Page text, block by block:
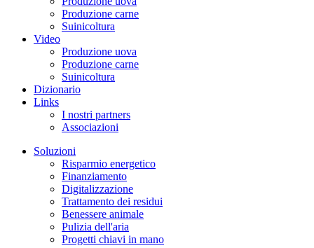
Produzione carne
Suinicoltura
Video
Produzione uova
Produzione carne
Suinicoltura
Dizionario
Links
I nostri partners
Associazioni
Soluzioni
Risparmio energetico
Finanziamento
Digitalizzazione
Trattamento dei residui
Benessere animale
Pulizia dell'aria
Progetti chiavi in mano